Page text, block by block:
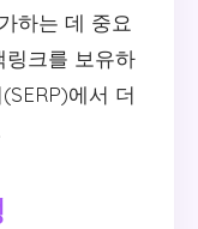
하는 데 중요
링크를 보유하
에서 더